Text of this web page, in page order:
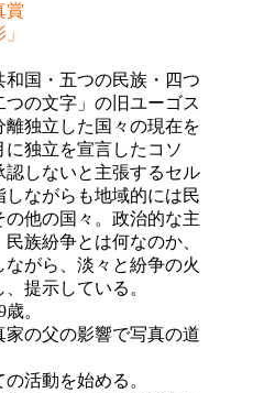
賞
和国・五つの民族・四つ
の文字」の旧ユーゴス
独立した国々の現在を
独立を宣言したコソ
しないと主張するセル
しながらも地域的には民
他の国々。政治的な主
族紛争とは何なのか、
がら、淡々と紛争の火
提示している。
。
の父の影響で写真の道
活動を始める。